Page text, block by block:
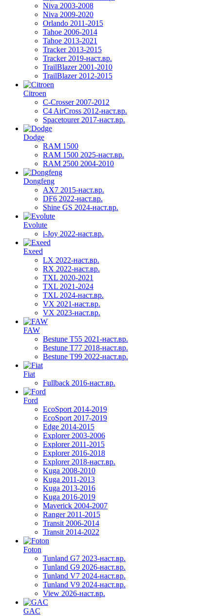
Niva 2003-2008
Niva 2009-2020
Orlando 2011-2015
Tahoe 2006-2014
Tahoe 2013-2021
Tracker 2013-2015
Tracker 2019-наст.вр.
TrailBlazer 2001-2010
TrailBlazer 2012-2015
Citroen
C-Crosser 2007-2012
C4 AirCross 2012-наст.вр.
Spacetourer 2017-наст.вр.
Dodge
RAM 1500
RAM 1500 2025-наст.вр.
RAM 2500 2004-2010
Dongfeng
AX7 2015-наст.вр.
DF6 2022-наст.вр.
Shine GS 2024-наст.вр.
Evolute
i-Joy 2022-наст.вр.
Exeed
LX 2022-наст.вр.
RX 2022-наст.вр.
TXL 2020-2021
TXL 2021-2024
TXL 2024-наст.вр.
VX 2021-наст.вр.
VX 2023-наст.вр.
FAW
Bestune T55 2021-наст.вр.
Bestune T77 2018-наст.вр.
Bestune T99 2022-наст.вр.
Fiat
Fullback 2016-наст.вр.
Ford
EcoSport 2014-2019
EcoSport 2017-2019
Edge 2014-2015
Explorer 2003-2006
Explorer 2011-2015
Explorer 2016-2018
Explorer 2018-наст.вр.
Kuga 2008-2010
Kuga 2011-2013
Kuga 2013-2016
Kuga 2016-2019
Maverick 2004-2007
Ranger 2011-2015
Transit 2006-2014
Transit 2014-2022
Foton
Tunland G7 2023-наст.вр.
Tunland G9 2026-наст.вр.
Tunland V7 2024-наст.вр.
Tunland V9 2024-наст.вр.
View 2026-наст.вр.
GAC